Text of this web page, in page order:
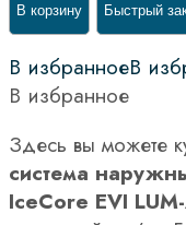
В корзину Быстрый
В избранноеВ
В избранное
Здесь вы можете
система
IceCore EVI